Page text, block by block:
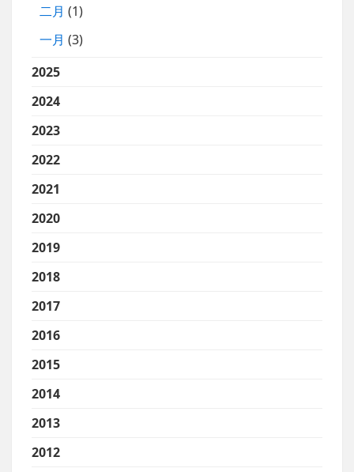
二月 (1)
一月 (3)
2025
2024
2023
2022
2021
2020
2019
2018
2017
2016
2015
2014
2013
2012